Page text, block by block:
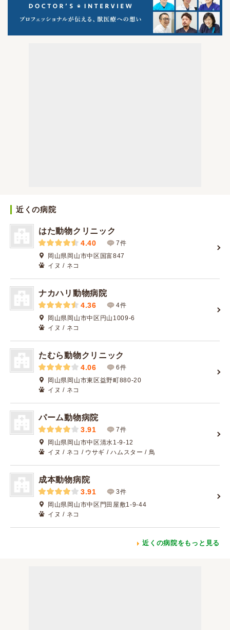
近くの病院
はた動物クリニック
4.40
7件
岡山県岡山市中区国富847
イヌ / ネコ
ナカハリ動物病院
4.36
4件
岡山県岡山市中区円山1009-6
イヌ / ネコ
たむら動物クリニック
4.06
6件
岡山県岡山市東区益野町880-20
イヌ / ネコ
パーム動物病院
3.91
7件
岡山県岡山市中区清水1-9-12
イヌ / ネコ / ウサギ / ハムスター / 鳥
成本動物病院
3.91
3件
岡山県岡山市中区門田屋敷1-9-44
イヌ / ネコ
近くの病院をもっと見る